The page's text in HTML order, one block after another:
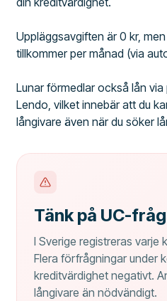
Uppläggsavgiften är 0 kr,
tillkommer per månad (via
Lunar förmedlar också lån
Lendo, vilket innebär att du
långivare även när du söker
Tänk på UC-
I Sverige registreras varje
Flera förfrågningar under
kreditvärdighet negativt.
långivare än nödvändigt.